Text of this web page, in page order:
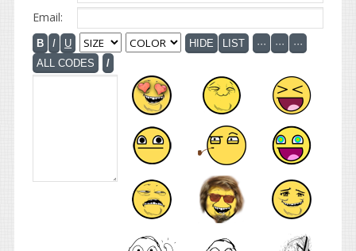
Email: